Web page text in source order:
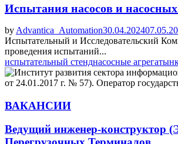
Испытания насосов и
by Advantica_Automation30.04.2024
Испытательный и Исследовательский
проведения испытаний...
испытательный стенднасосные агрегаты
ВАКАНСИИ
Ведущий инженер-конструктор